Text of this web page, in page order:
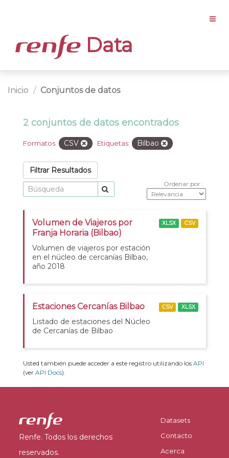
Data
Inicio Conjuntos de datos
2 conjuntos de datos encontrados
Formatos: CSV Etiquetas: Bilbao
Filtrar Resultados
Ordenar por
Volumen de Viajeros por
Franja Horaria (Bilbao)
Volumen de viajeros por estación
en el núcleo de cercanías Bilbao,
año 2018
XLSX CSV
Estaciones Cercanías Bilbao
Listado de estaciones del Núcleo
de Cercanías de Bilbao
CSV XLSX
Usted también puede acceder a este registro utilizando los API
(ver API Docs).
Renfe. Todos los derechos
reservados.
Datasets
Contacto
Acerca